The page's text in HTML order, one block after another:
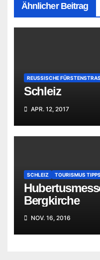
Ähnlicher Beitrag
REUSSISCHE
Schleiz
APR. 12, 2017
SCHLEIZ TOURISMUS TIPPS
Bergkirche
NOV. 16, 2016